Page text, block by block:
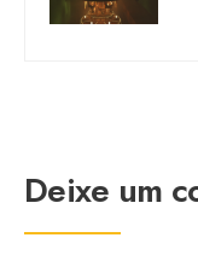
Deixe um